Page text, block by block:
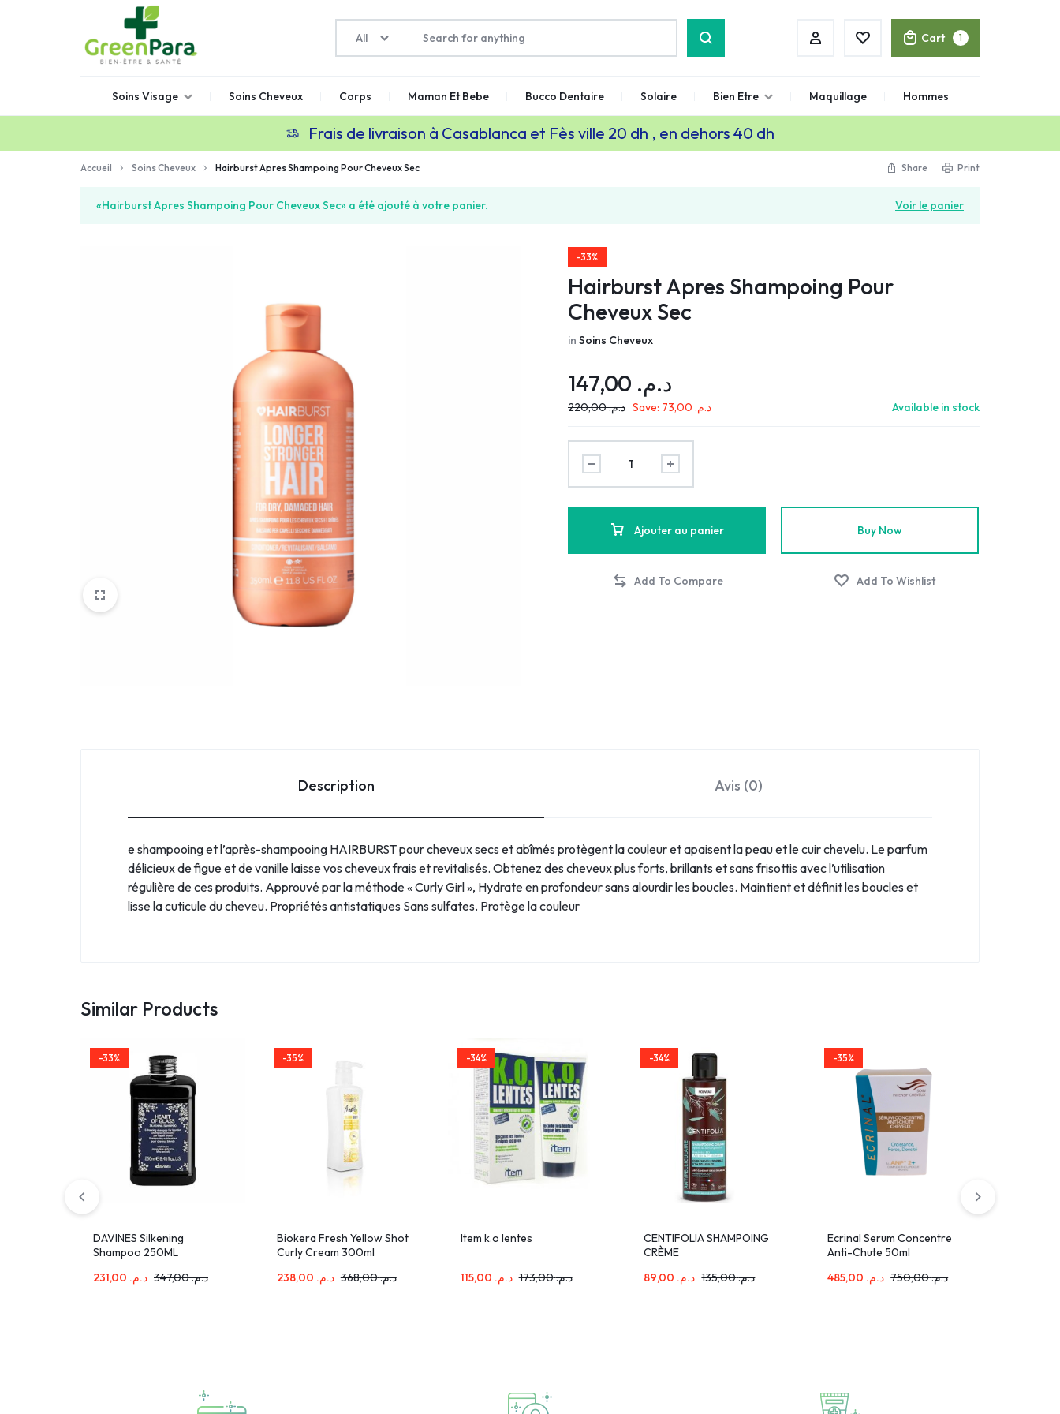
GREENPARA
Parapharmacie
Maroc
All Cart 1
Soins Visage Soins Cheveux Corps Maman Et Bebe Bucco Dentaire Solaire Bien Etre Maquillage Hommes
Frais de livraison à Casablanca et Fès ville 20 dh , en dehors 40 dh
Accueil Soins Cheveux Hairburst Apres Shampoing Pour Cheveux Sec Share Print
«Hairburst Apres Shampoing Pour Cheveux Sec» a été ajouté à votre panier. Voir le panier
-33%
Hairburst Apres Shampoing Pour
Cheveux Sec
inSoins Cheveux
د.م.
د.م.220,00 Save: د.م.73,00 Available in stock
Ajouter au panier Buy Now
Description Avis (0)
e shampooing et l’après-shampooing HAIRBURST pour cheveux secs et abîmés protègent la couleur et apaisent la peau et le cuir chevelu. Le parfum
délicieux de figue et de vanille laisse vos cheveux frais et revitalisés. Obtenez des cheveux plus forts, brillants et sans frisottis avec l’utilisation
régulière de ces produits. Approuvé par la méthode « Curly Girl », Hydrate en profondeur sans alourdir les boucles. Maintient et définit les boucles et
lisse la cuticule du cheveu. Propriétés antistatiques Sans sulfates. Protège la couleur
Similar Products
-33%
DAVINES Silkening
Shampoo 250ML
د.م.
د.م.347,00
-35%
Biokera Fresh Yellow Shot
Curly Cream 300ml
د.م.
د.م.368,00
-34%
Item k.o lentes
د.م. د.م.173,00
-34%
CENTIFOLIA SHAMPOING
CRÈME
د.م. د.م.135,00
-35%
Ecrinal Serum Concentre
Anti-Chute 50ml
د.م.
د.م.750,00